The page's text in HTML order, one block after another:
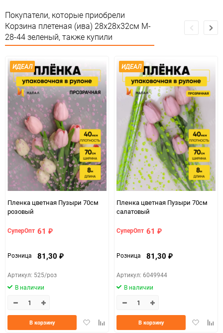
Предназначение товара Для флористики
Сертификация Не подлежит сертификации
помещение
Минимальное количество 1
Единица измерения
Покупатели, которые приобрели
Корзина плетеная (ива) 28х28х32см M-
28-44 зеленый, также купили
ИДЕАЛ
Пленка цветная Пузыри 70см
розовый
СуперОпт 61 ₽
Розница 81,30 ₽
Артикул: 525/роз
В наличии
ДобавитьДобавить
В корзину
ИДЕАЛ
Пленка цветная Пузыри 70см
салатовый
СуперОпт 61 ₽
Розница 81,30 ₽
Артикул: 6049944
В наличии
Добавить
В корзину